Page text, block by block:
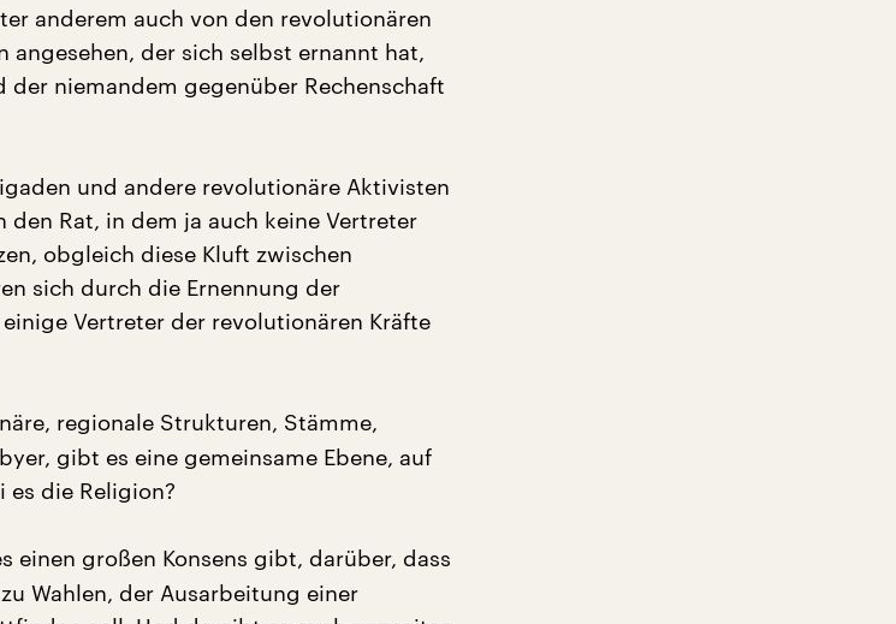
anderem auch von den revolutionären
angesehen, der sich selbst ernannt hat,
niemandem gegenüber Rechenschaft
und andere revolutionäre Aktivisten
den Rat, in dem ja auch keine Vertreter
obgleich diese Kluft zwischen
sich durch die Ernennung der
Vertreter der revolutionären Kräfte
regionale Strukturen, Stämme,
gibt es eine gemeinsame Ebene, auf
es die Religion?
einen großen Konsens gibt, darüber, dass
Wahlen, der Ausarbeitung einer